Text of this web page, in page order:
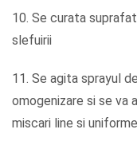
10. Se curata
slefuirii
11. Se agita sprayul
omogenizare si se va
miscari line si uniforme